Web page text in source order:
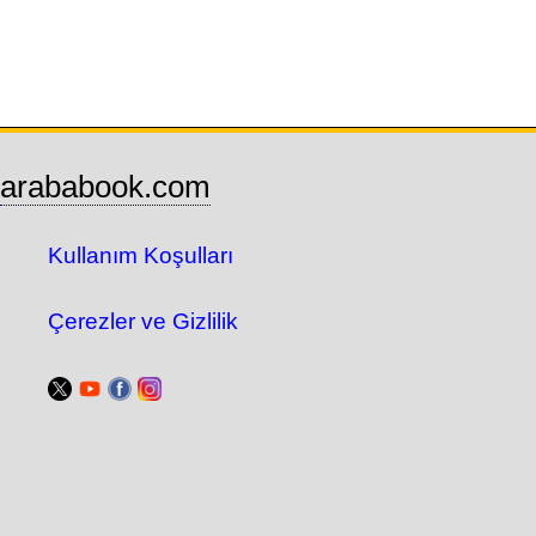
arababook.com
Kullanım Koşulları
Çerezler ve Gizlilik